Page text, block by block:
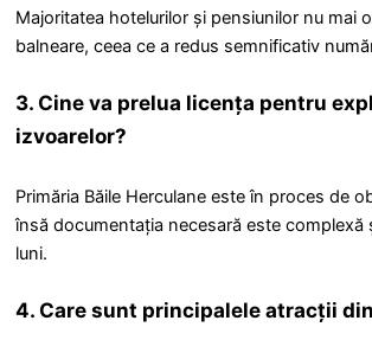
Majoritatea hotelurilor și pensiunilor nu mai
balneare, ceea ce a redus semnificativ
3. Cine va prelua licența pentru
izvoarelor?
Primăria Băile Herculane este în proces de
însă documentația necesară este complexă
luni.
4. Care sunt principalele atracții